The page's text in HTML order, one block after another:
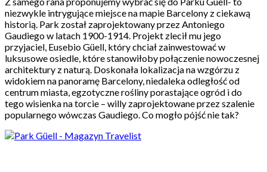
niezwykle intrygujące miejsce na mapie Barcelony z ciekawą
historią. Park został zaprojektowany przez Antoniego
Gaudiego w latach 1900-1914. Projekt zlecił mu jego
przyjaciel, Eusebio Güell, który chciał zainwestować w
luksusowe osiedle, które stanowiłoby połączenie nowoczesnej
architektury z naturą. Doskonała lokalizacja na wzgórzu z
widokiem na panoramę Barcelony, niedaleka odległość od
centrum miasta, egzotyczne rośliny porastające ogród i do
tego wisienka na torcie – willy zaprojektowane przez szalenie
popularnego wówczas Gaudiego. Co mogło pójść nie tak?